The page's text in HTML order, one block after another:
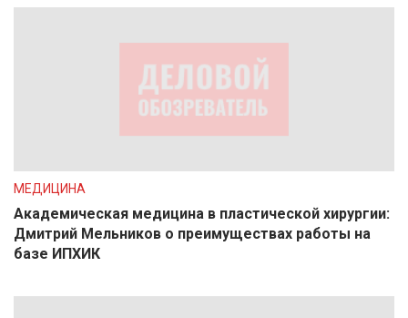
МЕДИЦИНА
Академическая медицина в пластической хирургии:
Дмитрий Мельников о преимуществах работы на
базе ИПХИК